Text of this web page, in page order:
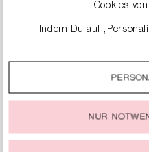
Cookies
Indem Du auf
Durch einen Klick auf das
stimmst Du der
jeder Zeit
NUR